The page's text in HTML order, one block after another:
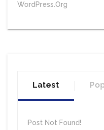
WordPress.org
Latest
Post Not Found!